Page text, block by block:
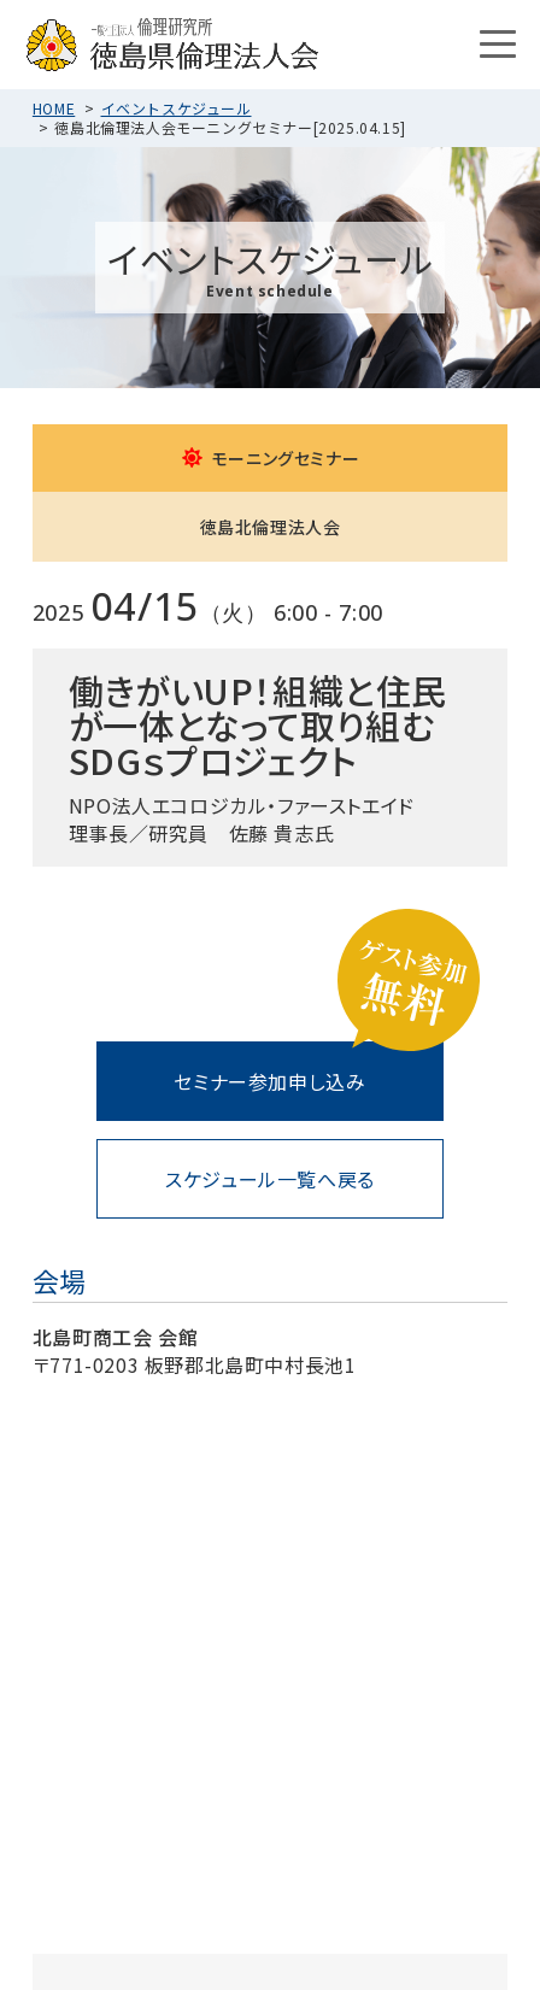
HOME
イベントスケジュール
徳島北倫理法人会モーニングセミナー[2025.04.15]
イベントスケジュール
Event schedule
モーニングセミナー
徳島北倫理法人会
2025 04/15 （火） 6:00 - 7:00
働きがいUP！組織と住民
が一体となって取り組む
SDGｓプロジェクト
NPO法人エコロジカル・ファーストエイド
理事長／研究員 佐藤 貴志氏
スケジュール一覧へ戻る
セミナー参加申し込み
会場
北島町商工会 会館
〒771-0203 板野郡北島町中村長池1